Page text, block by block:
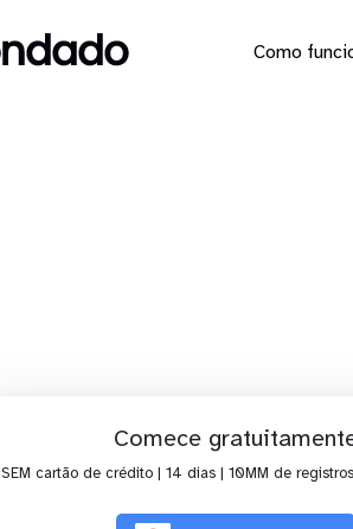
Como
Comece
SEM cartão de crédito | 14 dias | 10MM de